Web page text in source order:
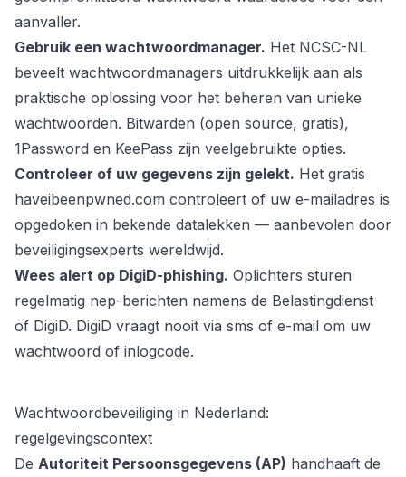
aanvaller.
Gebruik een wachtwoordmanager. Het NCSC-NL
beveelt wachtwoordmanagers uitdrukkelijk aan als
praktische oplossing voor het beheren van unieke
wachtwoorden. Bitwarden (open source, gratis),
1Password en KeePass zijn veelgebruikte opties.
Controleer of uw gegevens zijn gelekt. Het gratis
haveibeenpwned.com controleert of uw e-mailadres is
opgedoken in bekende datalekken — aanbevolen door
beveiligingsexperts wereldwijd.
Wees alert op DigiD-phishing. Oplichters sturen
regelmatig nep-berichten namens de Belastingdienst
of DigiD. DigiD vraagt nooit via sms of e-mail om uw
wachtwoord of inlogcode.
Wachtwoordbeveiliging in Nederland:
regelgevingscontext
De Autoriteit Persoonsgegevens (AP) handhaaft de